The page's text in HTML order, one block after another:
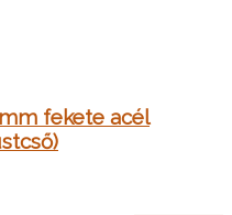
fekete acél